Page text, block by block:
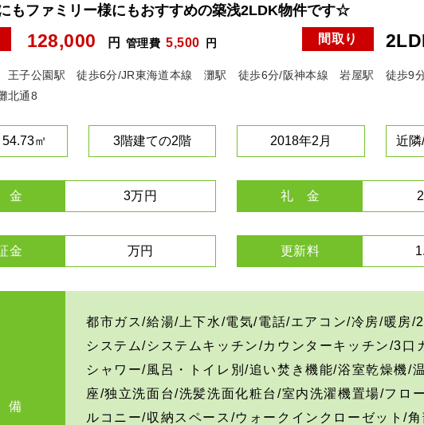
もファミリー様にもおすすめの築浅2LDK物件です☆
128,000 円 管理費 5,500 円 間取り
王子公園駅 徒歩6分/JR東海道本線 灘駅 徒歩6分/阪神本線 岩屋駅 徒歩9
北通8
㎡ 3階建ての2階 2018年2月 近隣
金 3万円 礼 金
金 万円 更新料
備
都市ガス/給湯/上下水/電気/電話/エアコン/冷房/暖房/
システム/システムキッチン/カウンターキッチン/3口
シャワー/風呂・トイレ別/追い焚き機能/浴室乾燥機/
座/独立洗面台/洗髪洗面化粧台/室内洗濯機置場/フロ
ルコニー/収納スペース/ウォークインクローゼット/角